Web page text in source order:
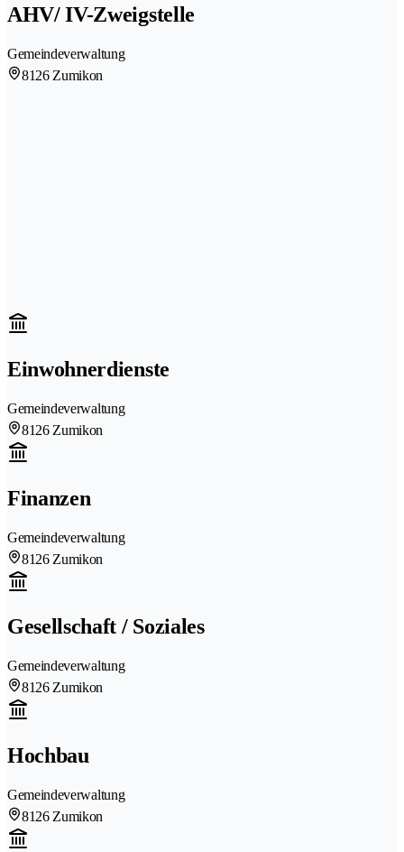
AHV/ IV-Zweigstelle
Gemeindeverwaltung
8126 Zumikon
Einwohnerdienste
Gemeindeverwaltung
8126 Zumikon
Finanzen
Gemeindeverwaltung
8126 Zumikon
Gesellschaft / Soziales
Gemeindeverwaltung
8126 Zumikon
Hochbau
Gemeindeverwaltung
8126 Zumikon